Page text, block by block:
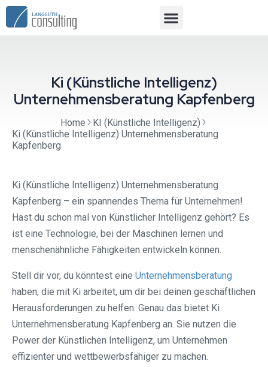
Ki (Künstliche Intelligenz)
Unternehmensberatung Kapfenberg
Home
KI (Künstliche Intelligenz)
Ki (Künstliche Intelligenz) Unternehmensberatung
Kapfenberg
Ki (Künstliche Intelligenz) Unternehmensberatung
Kapfenberg – ein spannendes Thema für Unternehmen!
Hast du schon mal von Künstlicher Intelligenz gehört? Es
ist eine Technologie, bei der Maschinen lernen und
menschenähnliche Fähigkeiten entwickeln können.
Stell dir vor, du könntest eine Unternehmensberatung
haben, die mit Ki arbeitet, um dir bei deinen geschäftlichen
Herausforderungen zu helfen. Genau das bietet Ki
Unternehmensberatung Kapfenberg an. Sie nutzen die
Power der Künstlichen Intelligenz, um Unternehmen
effizienter und wettbewerbsfähiger zu machen.